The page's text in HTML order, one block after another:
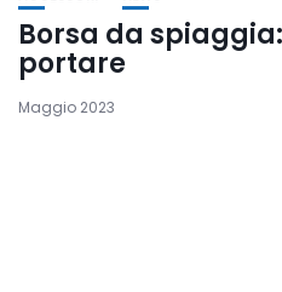
Borsa da
portare
Maggio 2023